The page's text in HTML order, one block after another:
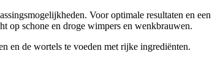
Voor optimale resultaten en
op schone en droge wimpers en wenkbrauwen.
en de wortels te voeden met rijke ingrediënten.